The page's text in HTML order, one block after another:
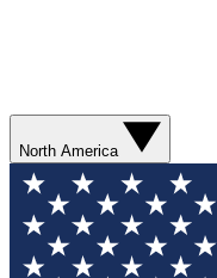
North America